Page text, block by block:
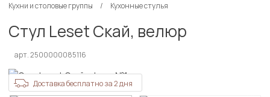
Кухни и столовые группы
Кухонные стулья
Стул Leset Скай, велюр
арт. 2500000085116
Доставка бесплатно за 2 дня